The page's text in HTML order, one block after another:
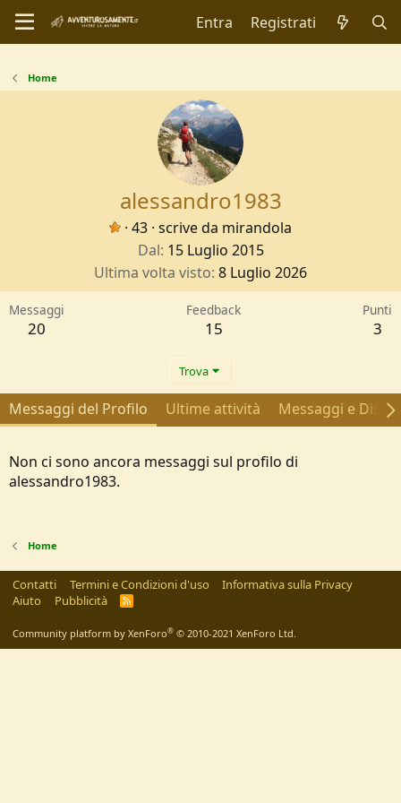
Entra Registrati
Home
alessandro1983
· 43 · scrive da mirandola
Dal 15 Luglio 2015
Ultima volta visto 8 Luglio 2026
Messaggi
20
Feedback
15
Punti
3
Trova
Messaggi del Profilo Ultime attività Messaggi e
Non ci sono ancora messaggi sul profilo di
alessandro1983.
Home
Contatti Termini e Condizioni d'uso
Informativa sulla Privacy
Aiuto
Pubblicità
R
Community platform by XenForo® © 2010-2021 XenForo Ltd.